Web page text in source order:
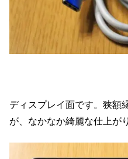
ディスプレイ面です。狭額
が、なかなか綺麗な仕上が